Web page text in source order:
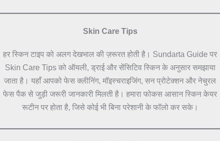
Skin Care Tips
हर स्किन टाइप को अलग देखभाल की ज़रूरत होती है। Sundarta Guide पर
Skin Care Tips को ऑयली, ड्राई और सेंसिटिव स्किन के अनुसार समझाया
जाता है। यहाँ आपको फेस क्लीनिंग, मॉइस्चराइजिंग, सन प्रोटेक्शन और नेचुरल
फेस पैक से जुड़ी जरूरी जानकारी मिलती है। हमारा फोकस आसान स्किन केयर
रूटीन पर होता है, जिसे कोई भी बिना परेशानी के फॉलो कर सके।